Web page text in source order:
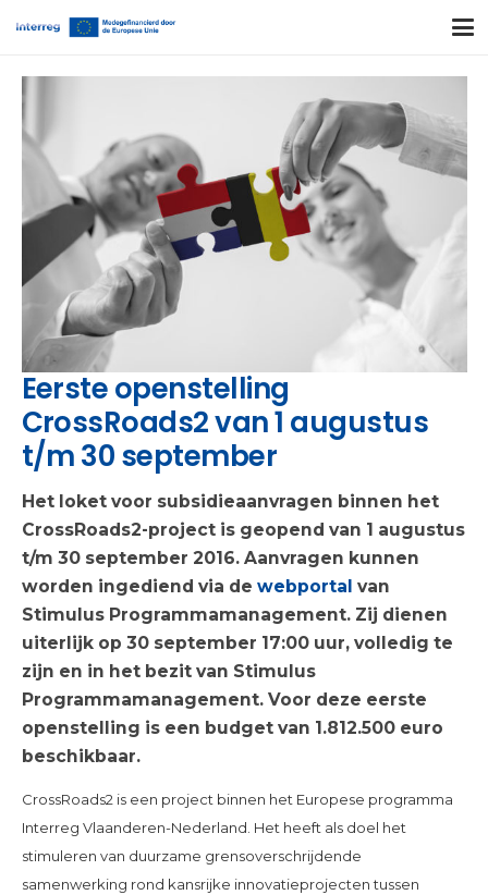
Eerste openstelling
CrossRoads2 van 1 augustus
t/m 30 september
Het loket voor subsidieaanvragen binnen het
CrossRoads2-project is geopend van 1 augustus
t/m 30 september 2016. Aanvragen kunnen
worden ingediend via de webportal van
Stimulus Programmamanagement. Zij dienen
uiterlijk op 30 september 17:00 uur, volledig te
zijn en in het bezit van Stimulus
Programmamanagement. Voor deze eerste
openstelling is een budget van 1.812.500 euro
beschikbaar.
CrossRoads2 is een project binnen het Europese programma
Interreg Vlaanderen-Nederland. Het heeft als doel het
stimuleren van duurzame grensoverschrijdende
samenwerking rond kansrijke innovatieprojecten tussen